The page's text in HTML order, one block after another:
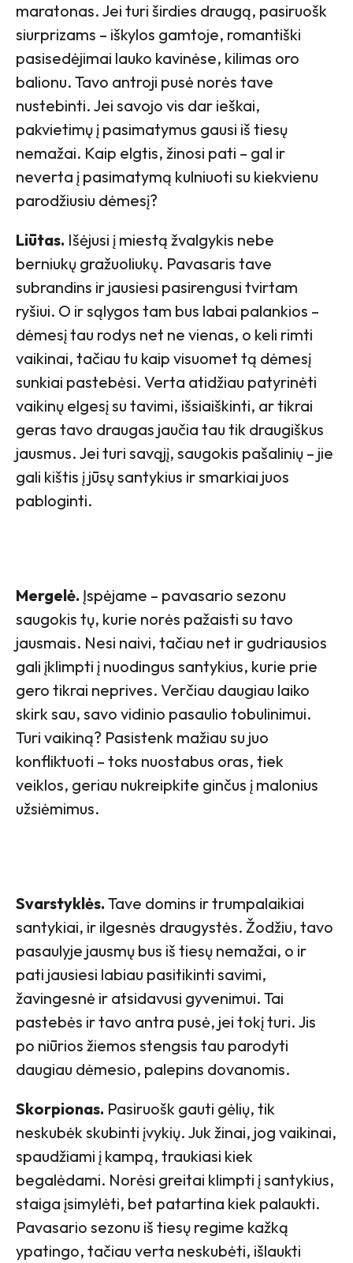
maratonas. Jei turi širdies draugą, pasiruošk
siurprizams – iškylos gamtoje, romantiški
pasisedėjimai lauko kavinėse, kilimas oro
balionu. Tavo antroji pusė norės tave
nustebinti. Jei savojo vis dar ieškai,
pakvietimų į pasimatymus gausi iš tiesų
nemažai. Kaip elgtis, žinosi pati – gal ir
neverta į pasimatymą kulniuoti su kiekvienu
parodžiusiu dėmesį?
Liūtas. Išėjusi į miestą žvalgykis nebe
berniukų gražuoliukų. Pavasaris tave
subrandins ir jausiesi pasirengusi tvirtam
ryšiui. O ir sąlygos tam bus labai palankios –
dėmesį tau rodys net ne vienas, o keli rimti
vaikinai, tačiau tu kaip visuomet tą dėmesį
sunkiai pastebėsi. Verta atidžiau patyrinėti
vaikinų elgesį su tavimi, išsiaiškinti, ar tikrai
geras tavo draugas jaučia tau tik draugiškus
jausmus. Jei turi savąjį, saugokis pašalinių – jie
gali kištis į jūsų santykius ir smarkiai juos
pabloginti.
Mergelė. Įspėjame – pavasario sezonu
saugokis tų, kurie norės pažaisti su tavo
jausmais. Nesi naivi, tačiau net ir gudriausios
gali įklimpti į nuodingus santykius, kurie prie
gero tikrai neprives. Verčiau daugiau laiko
skirk sau, savo vidinio pasaulio tobulinimui.
Turi vaikiną? Pasistenk mažiau su juo
konfliktuoti – toks nuostabus oras, tiek
veiklos, geriau nukreipkite ginčus į malonius
užsiėmimus.
Svarstyklės. Tave domins ir trumpalaikiai
santykiai, ir ilgesnės draugystės. Žodžiu, tavo
pasaulyje jausmų bus iš tiesų nemažai, o ir
pati jausiesi labiau pasitikinti savimi,
žavingesnė ir atsidavusi gyvenimui. Tai
pastebės ir tavo antra pusė, jei tokį turi. Jis
po niūrios žiemos stengsis tau parodyti
daugiau dėmesio, palepins dovanomis.
Skorpionas. Pasiruošk gauti gėlių, tik
neskubėk skubinti įvykių. Juk žinai, jog vaikinai,
spaudžiami į kampą, traukiasi kiek
begalėdami. Norėsi greitai klimpti į santykius,
staiga įsimylėti, bet patartina kiek palaukti.
Pavasario sezonu iš tiesų regime kažką
ypatingo, tačiau verta neskubėti, išlaukti